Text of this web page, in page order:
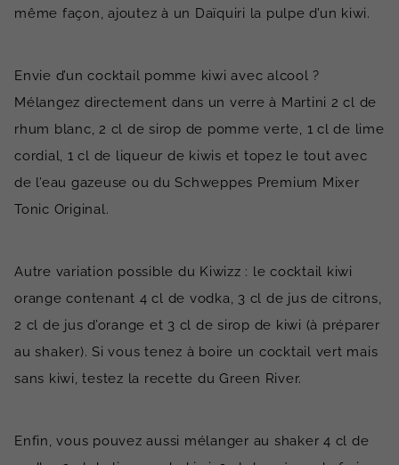
même façon, ajoutez à un Daïquiri la pulpe d’un kiwi.
Envie d’un cocktail pomme kiwi avec alcool ?
Mélangez directement dans un verre à Martini 2 cl de
rhum blanc, 2 cl de sirop de pomme verte, 1 cl de lime
cordial, 1 cl de liqueur de kiwis et topez le tout avec
de l’eau gazeuse ou du Schweppes Premium Mixer
Tonic Original.
Autre variation possible du Kiwizz : le cocktail kiwi
orange contenant 4 cl de vodka, 3 cl de jus de citrons,
2 cl de jus d’orange et 3 cl de sirop de kiwi (à préparer
au shaker). Si vous tenez à boire un cocktail vert mais
sans kiwi, testez la recette du Green River.
Enfin, vous pouvez aussi mélanger au shaker 4 cl de